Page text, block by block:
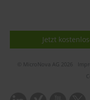
Jetzt
© MicroNova AG 2026